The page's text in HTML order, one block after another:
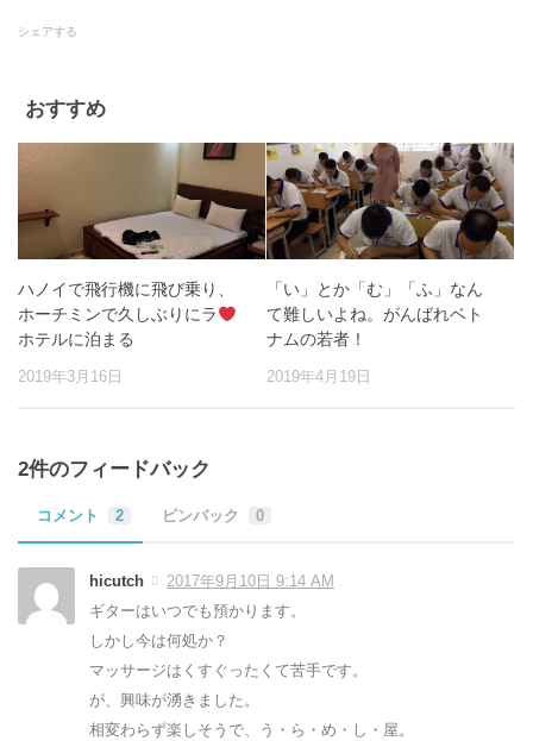
シェアする
おすすめ
ハノイで飛行機に飛び乗り、
ホーチミンで久しぶりにラ
ホテルに泊まる
2019年3月16日
「い」とか「む」「ふ」なん
て難しいよね。がんばれベト
ナムの若者！
2019年4月19日
2件のフィードバック
コメント 2 ピンバック 0
hicutch
2017年9月10日 9:14 AM
ギターはいつでも預かります。
しかし今は何処か？
マッサージはくすぐったくて苦手です。
が、興味が湧きました。
相変わらず楽しそうで、う・ら・め・し・屋。